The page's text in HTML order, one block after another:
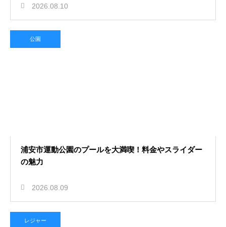
2026.08.10
公園
浦安市運動公園のプールを大満喫！料金やスライダー
の魅力
2026.08.09
レジャー